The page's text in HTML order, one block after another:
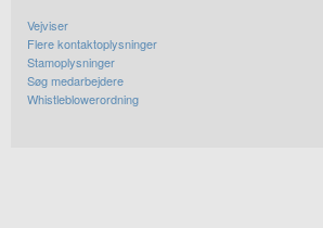
Vejviser
Flere kontaktoplysninger
Stamoplysninger
Søg medarbejdere
Whistleblowerordning